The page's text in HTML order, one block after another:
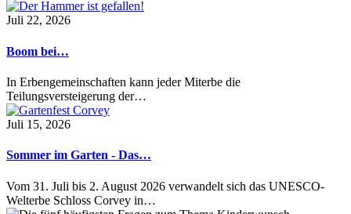
Juli 22, 2026
Boom bei…
In Erbengemeinschaften kann jeder Miterbe die
Teilungsversteigerung der…
Juli 15, 2026
Sommer im Garten - Das…
Vom 31. Juli bis 2. August 2026 verwandelt sich das UNESCO-
Welterbe Schloss Corvey in…